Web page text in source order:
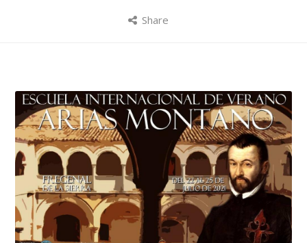
Share